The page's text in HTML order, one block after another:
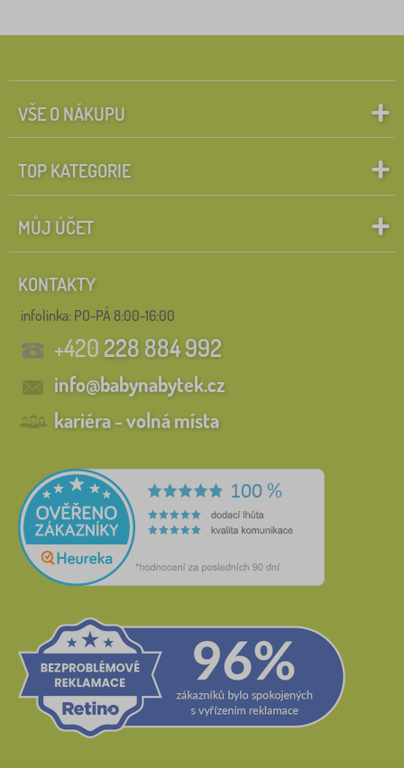
VŠE O NÁKUPU
TOP KATEGORIE
MŮJ ÚČET
KONTAKTY
infolinka: PO-PÁ 8:00-16:00
+420228 884 992
info@babynabytek.cz
kariéra - volná místa